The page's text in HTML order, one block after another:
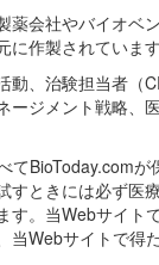
薬会社やバイオベ
作製されています
動、治験担当者（
ージメント戦略、
てBioToday.com
すときには必ず
す。当Webサイ
当Webサイトで得